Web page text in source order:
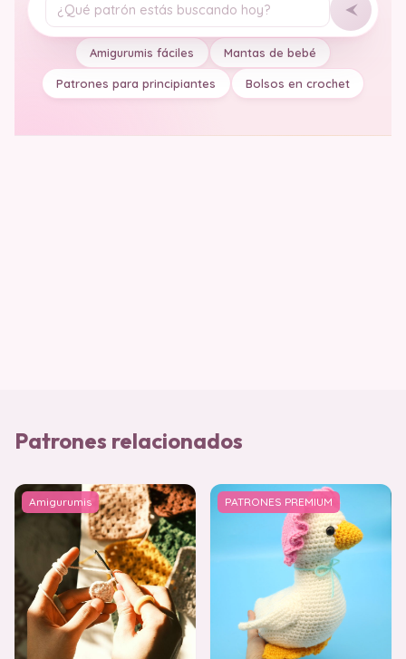
Tu pregunta
Amigurumis fáciles Mantas de bebé
Patrones para principiantes Bolsos en crochet
Patrones relacionados
Amigurumis PATRONES PREMIUM